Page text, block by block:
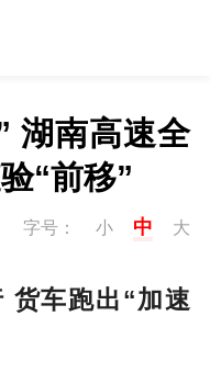
湖南高速全
“前移”
字号： 小 中 大
货车跑出“加速